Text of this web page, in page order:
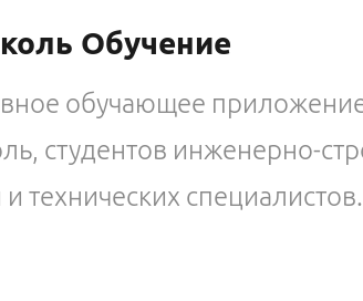
Обучение
обучающее
студентов инженерно-
технических специалистов.